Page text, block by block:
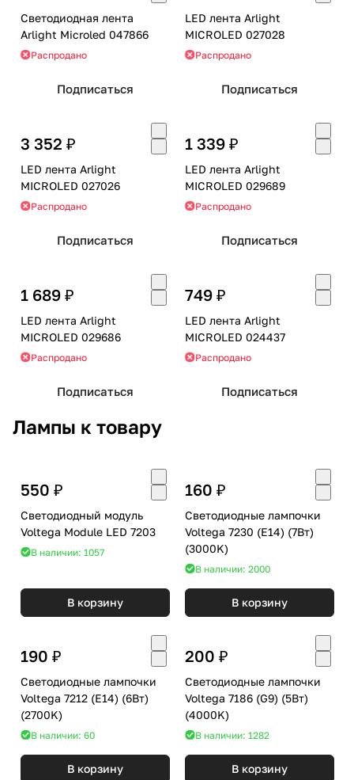
Светодиодная лента
Arlight Microled 047866
Распродано
Подписаться
LED лента Arlight
MICROLED 027028
Распродано
Подписаться
3 352 ₽
LED лента Arlight
MICROLED 027026
Распродано
Подписаться
1 339 ₽
LED лента Arlight
MICROLED 029689
Распродано
Подписаться
1 689 ₽
LED лента Arlight
MICROLED 029686
Распродано
Подписаться
749 ₽
LED лента Arlight
MICROLED 024437
Распродано
Подписаться
Лампы к товару
550 ₽
Светодиодный модуль
Voltega Module LED 7203
В наличии: 1057
В корзину
160 ₽
Светодиодные лампочки
Voltega 7230 (E14) (7Вт)
(3000K)
В наличии: 2000
В корзину
190 ₽
Светодиодные лампочки
Voltega 7212 (E14) (6Вт)
(2700K)
В наличии: 60
В корзину
200 ₽
Светодиодные лампочки
Voltega 7186 (G9) (5Вт)
(4000K)
В наличии: 1282
В корзину